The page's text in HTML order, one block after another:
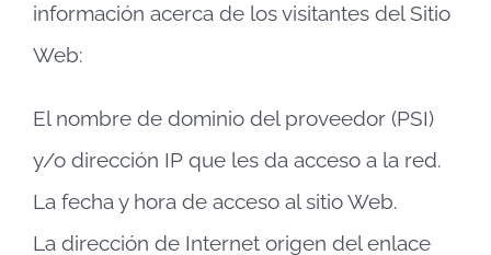
información acerca de los visitantes del Sitio
Web:
El nombre de dominio del proveedor (PSI)
y/o dirección IP que les da acceso a la red.
La fecha y hora de acceso al sitio Web.
La dirección de Internet origen del enlace